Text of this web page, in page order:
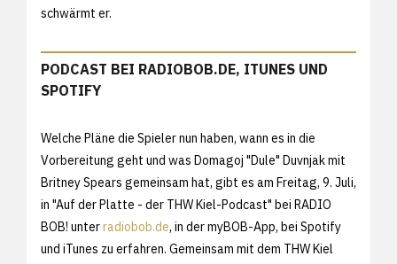
schwärmt er.
PODCAST BEI RADIOBOB.DE, ITUNES UND
SPOTIFY
Welche Pläne die Spieler nun haben, wann es in die
Vorbereitung geht und was Domagoj "Dule" Duvnjak mit
Britney Spears gemeinsam hat, gibt es am Freitag, 9. Juli,
in "Auf der Platte - der THW Kiel-Podcast" bei RADIO
BOB! unterradiobob.de, in der myBOB-App, bei Spotify
und iTunes zu erfahren. Gemeinsam mit dem THW Kiel